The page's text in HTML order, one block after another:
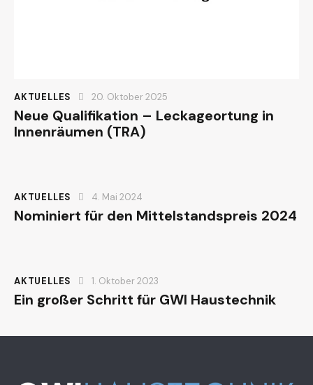
AKTUELLES 20. Oktober 2025
Neue Qualifikation – Leckageortung in
Innenräumen (TRA)
AKTUELLES 4. Mai 2024
Nominiert für den Mittelstandspreis 2024
AKTUELLES 1. Oktober 2023
Ein großer Schritt für GWI Haustechnik